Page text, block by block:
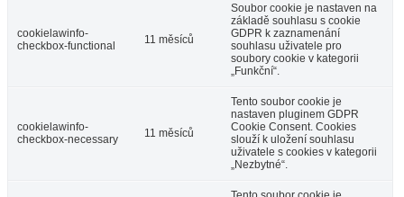
cookielawinfo-
checkbox-functional
11 měsíců
Soubor cookie je nastaven na
základě souhlasu s cookie
GDPR k zaznamenání
souhlasu uživatele pro
soubory cookie v kategorii
„Funkční“.
cookielawinfo-
checkbox-necessary
11 měsíců
Tento soubor cookie je
nastaven pluginem GDPR
Cookie Consent. Cookies
slouží k uložení souhlasu
uživatele s cookies v kategorii
„Nezbytné“.